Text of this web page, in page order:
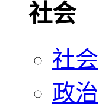
社会
社会
政治